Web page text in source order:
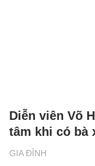
GIA ĐÌNH
Diễn viên Võ
tâm khi có bà